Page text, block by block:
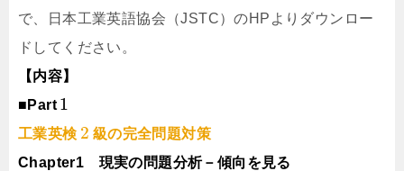
で、日本工業英語協会（JSTC）のHPよりダウンロー
ドしてください。
【内容】
■Part 1
工業英検 2 級の完全問題対策
Chapter1 現実の問題分析－傾向を見る